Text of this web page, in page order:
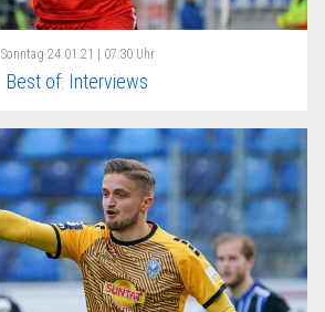
Sonntag 24.01.21 | 07:30 Uhr
Best of: Interviews